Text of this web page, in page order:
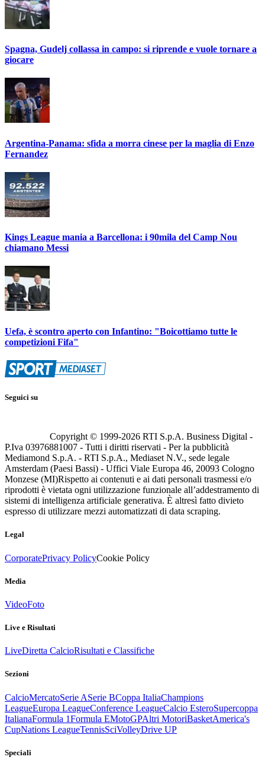
Spagna, Gudelj collassa in campo: si riprende e vuole tornare a
giocare
Argentina-Panama: sfida a morra cinese per la maglia di Enzo
Fernandez
Kings League mania a Barcellona: i 90mila del Camp Nou
chiamano Messi
Uefa, è scontro aperto con Infantino: "Boicottiamo tutte le
competizioni Fifa"
Seguici su
Copyright © 1999-2026 RTI S.p.A. Business Digital -
P.Iva 03976881007 - Tutti i diritti riservati - Per la pubblicità
Mediamond S.p.A. - RTI S.p.A., Mediaset N.V., sede legale
Amsterdam (Paesi Bassi) - Uffici Viale Europa 46, 20093 Cologno
Monzese (MI)Rispetto ai contenuti e ai dati personali trasmessi e/o
riprodotti è vietata ogni utilizzazione funzionale all’addestramento di
sistemi di intelligenza artificiale generativa. È altresì fatto divieto
espresso di utilizzare mezzi automatizzati di data scraping.
Legal
CorporatePrivacy PolicyCookie Policy
Media
VideoFoto
Live e Risultati
LiveDiretta CalcioRisultati e Classifiche
Sezioni
CalcioMercatoSerie ASerie BCoppa ItaliaChampions
LeagueEuropa LeagueConference LeagueCalcio EsteroSupercoppa
ItalianaFormula 1Formula EMotoGPAltri MotoriBasketAmerica's
CupNations LeagueTennisSciVolleyDrive UP
Speciali